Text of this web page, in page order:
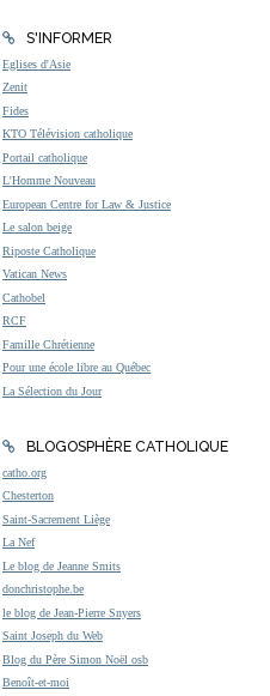
S'INFORMER
Eglises d'Asie
Zenit
Fides
KTO Télévision catholique
Portail catholique
L'Homme Nouveau
European Centre for Law & Justice
Le salon beige
Riposte Catholique
Vatican News
Cathobel
RCF
Famille Chrétienne
Pour une école libre au Québec
La Sélection du Jour
BLOGOSPHÈRE CATHOLIQUE
catho.org
Chesterton
Saint-Sacrement Liège
La Nef
Le blog de Jeanne Smits
donchristophe.be
le blog de Jean-Pierre Snyers
Saint Joseph du Web
Blog du Père Simon Noël osb
Benoît-et-moi